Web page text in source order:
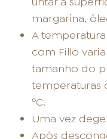
margarina,
A
com Fillo
tamanho do
temperaturas
ºC.
Uma vez
Após